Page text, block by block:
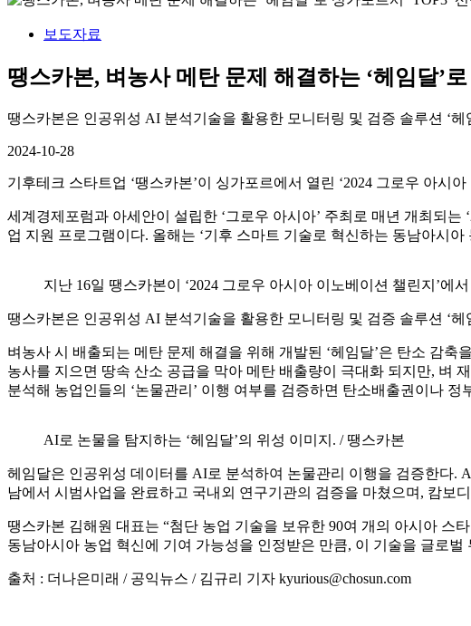
보도자료
땡스카본, 벼농사 메탄 문제 해결하는 ‘헤임달’
땡스카본은 인공위성 AI 분석기술을 활용한 모니터링 및 검증 솔루션 ‘
2024-10-28
기후테크 스타트업 ‘땡스카본’이 싱가포르에서 열린 ‘2024 그로우 아시
세계경제포럼과 아세안이 설립한 ‘그로우 아시아’ 주최로 매년 개최되
업 지원 프로그램이다. 올해는 ‘기후 스마트 기술로 혁신하는 동남아시
지난 16일 땡스카본이 ‘2024 그로우 아시아 이노베이션 챌린지’에
땡스카본은 인공위성 AI 분석기술을 활용한 모니터링 및 검증 솔루션 ‘
벼농사 시 배출되는 메탄 문제 해결을 위해 개발된 ‘헤임달’은 탄소 감
농사를 지으면 땅속 산소 공급을 막아 메탄 배출량이 극대화 되지만, 벼
분석해 농업인들의 ‘논물관리’ 이행 여부를 검증하면 탄소배출권이나
AI로 논물을 탐지하는 ‘헤임달’의 위성 이미지. / 땡스카본
헤임달은 인공위성 데이터를 AI로 분석하여 논물관리 이행을 검증한다.
남에서 시범사업을 완료하고 국내외 연구기관의 검증을 마쳤으며, 캄보
땡스카본 김해원 대표는 “첨단 농업 기술을 보유한 90여 개의 아시아 스
동남아시아 농업 혁신에 기여 가능성을 인정받은 만큼, 이 기술을 글로
출처 : 더나은미래 / 공익뉴스 / 김규리 기자 kyurious@chosun.com